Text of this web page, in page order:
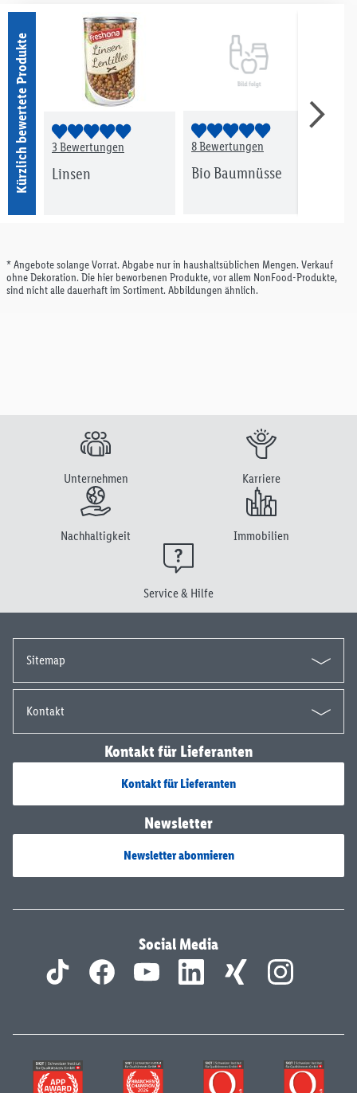
Kürzlich bewertete Produkte 3 Bewertungen
Linsen
8 Bewertungen
Bio Baumnüsse
* Angebote solange Vorrat. Abgabe nur in haushaltsüblichen Mengen. Verkauf
ohne Dekoration. Die hier beworbenen Produkte, vor allem NonFood-Produkte,
sind nicht alle dauerhaft im Sortiment. Abbildungen ähnlich.
Unternehmen Karriere
Nachhaltigkeit Immobilien
Service & Hilfe
Sitemap
Kontakt
Kontakt für Lieferanten
Kontakt für Lieferanten
Newsletter
Newsletter abonnieren
Social Media